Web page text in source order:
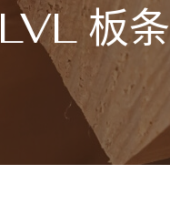
LVL 板条